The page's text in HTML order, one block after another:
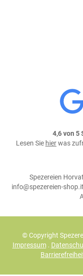
4,6 von 5
Lesen Sie hierwas
Spezereien
info@spezereien-
© Copyright
Impressum.